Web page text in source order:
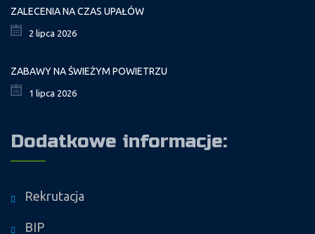
ZALECENIA NA CZAS UPAŁÓW
2 lipca 2026
ZABAWY NA ŚWIEŻYM POWIETRZU
1 lipca 2026
Dodatkowe informacje:
Rekrutacja
BIP